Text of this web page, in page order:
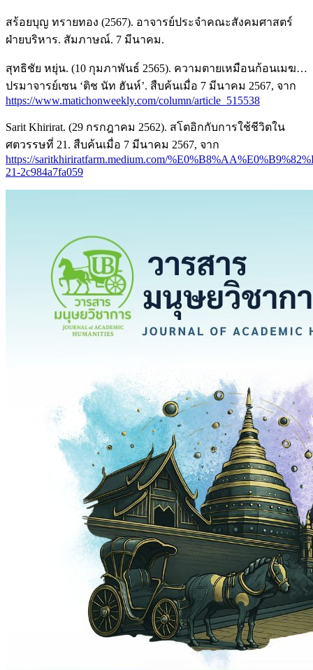
สร้อยบุญ ทรายทอง (2567). อาจารย์ประจำคณะสังคมศาสตร์
ฝ่ายบริหาร. สัมภาษณ์. 7 มีนาคม.
สุทธิชัย หยุ่น. (10 กุมภาพันธ์ 2565). ความตายเหมือนก้อนเมฆ…
ปรมาจารย์เซน ‘ติช นัท ฮันห์’. สืบค้นเมื่อ 7 มีนาคม 2567, จาก
https://www.matichonweekly.com/column/article_515538
Sarit Khirirat. (29 กรกฎาคม 2562). สโตอิกกับการใช้ชีวิตใน
ศตวรรษที่ 21. สืบค้นเมื่อ 7 มีนาคม 2567, จาก
https://saritkhiriratfarm.medium.com/
21-2c984a7fa059